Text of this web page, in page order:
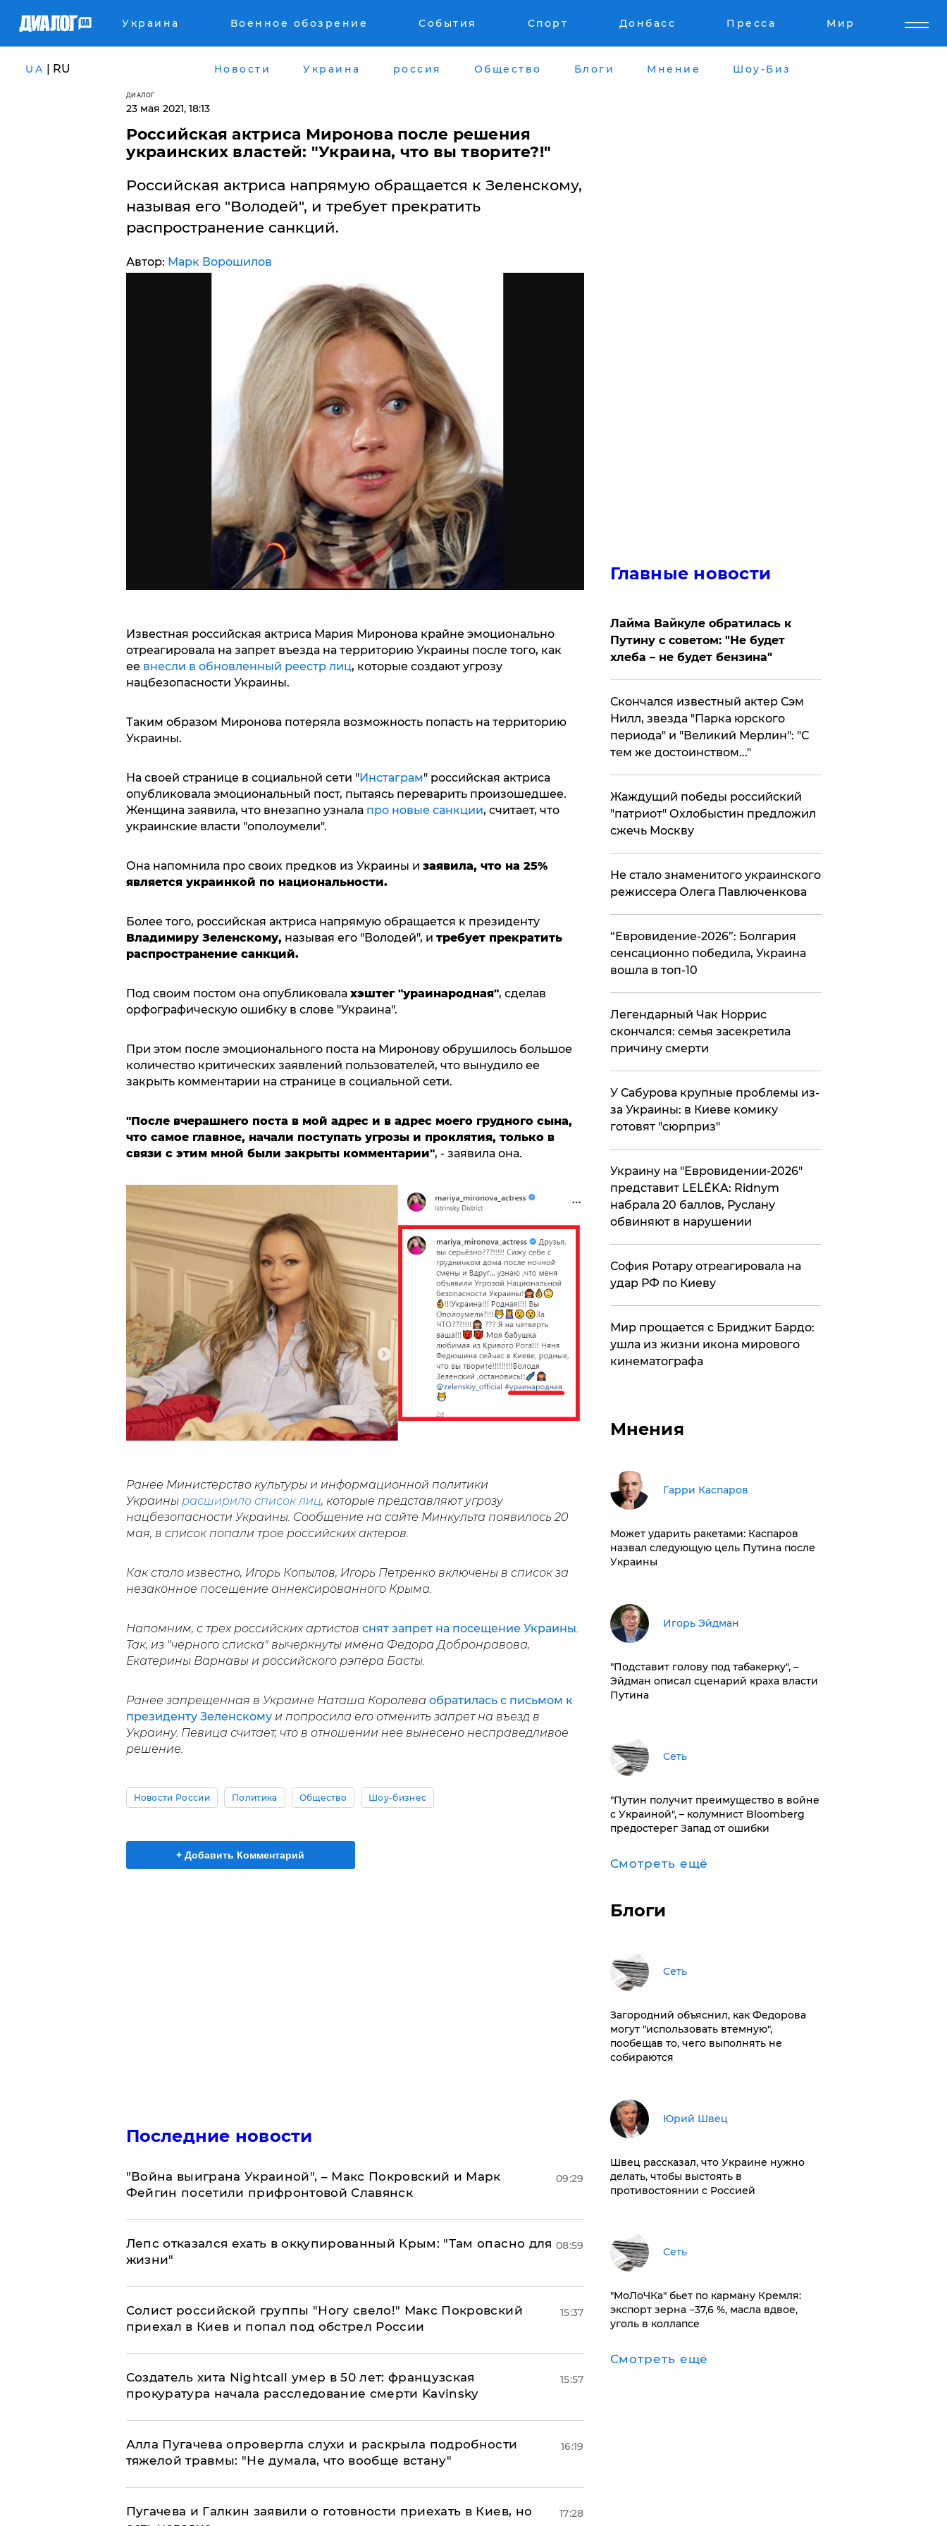
Украина Военное обозрение События Спорт Донбасс Пресса Мир
UA | RU Новости Украина россия Общество Блоги Мнение Шоу-Биз
ДИАЛОГ
23 мая 2021, 18:13
Российская актриса Миронова после решения
украинских властей: "Украина, что вы творите?!"
Российская актриса напрямую обращается к Зеленскому,
называя его "Володей", и требует прекратить
распространение санкций.
Автор: Марк Ворошилов
Известная российская актриса Мария Миронова крайне эмоционально
отреагировала на запрет въезда на территорию Украины после того, как
ее внесли в обновленный реестр лиц, которые создают угрозу
нацбезопасности Украины.
Таким образом Миронова потеряла возможность попасть на территорию
Украины.
На своей странице в социальной сети "Инстаграм" российская актриса
опубликовала эмоциональный пост, пытаясь переварить произошедшее.
Женщина заявила, что внезапно узнала про новые санкции, считает, что
украинские власти "ополоумели".
Она напомнила про своих предков из Украины и заявила, что на 25%
является украинкой по национальности.
Более того, российская актриса напрямую обращается к президенту
Владимиру Зеленскому, называя его "Володей", и требует прекратить
распространение санкций.
Под своим постом она опубликовала хэштег "ураинародная", сделав
орфографическую ошибку в слове "Украина".
При этом после эмоционального поста на Миронову обрушилось большое
количество критических заявлений пользователей, что вынудило ее
закрыть комментарии на странице в социальной сети.
"После вчерашнего поста в мой адрес и в адрес моего грудного сына,
что самое главное, начали поступать угрозы и проклятия, только в
связи с этим мной были закрыты комментарии", - заявила она.
Ранее Министерство культуры и информационной политики
Украины расширило список лиц, которые представляют угрозу
нацбезопасности Украины. Сообщение на сайте Минкульта появилось 20
мая, в список попали трое российских актеров.
Как стало известно, Игорь Копылов, Игорь Петренко включены в список за
незаконное посещение аннексированного Крыма.
Напомним, с трех российских артистов снят запрет на посещение Украины.
Так, из "черного списка" вычеркнуты имена Федора Добронравова,
Екатерины Варнавы и российского рэпера Басты.
Ранее запрещенная в Украине Наташа Королева обратилась с письмом к
президенту Зеленскому и попросила его отменить запрет на въезд в
Украину. Певица считает, что в отношении нее вынесено несправедливое
решение.
Новости России Политика Общество Шоу-бизнес
+ Добавить Комментарий
Последние новости
"Война выиграна Украиной", – Макс Покровский и Марк
Фейгин посетили прифронтовой Славянск
09:29
Лепс отказался ехать в оккупированный Крым: "Там опасно для
жизни"
08:59
Солист российской группы "Ногу свело!" Макс Покровский
приехал в Киев и попал под обстрел России
15:37
Создатель хита Nightcall умер в 50 лет: французская
прокуратура начала расследование смерти Kavinsky
15:57
Алла Пугачева опровергла слухи и раскрыла подробности
тяжелой травмы: "Не думала, что вообще встану"
16:19
Пугачева и Галкин заявили о готовности приехать в Киев, но
17:28
Главные новости
Лайма Вайкуле обратилась к
Путину с советом: "Не будет
хлеба – не будет бензина"
Скончался известный актер Сэм
Нилл, звезда "Парка юрского
периода" и "Великий Мерлин": "С
тем же достоинством..."
Жаждущий победы российский
"патриот" Охлобыстин предложил
сжечь Москву
Не стало знаменитого украинского
режиссера Олега Павлюченкова
​“Евровидение-2026”: Болгария
сенсационно победила, Украина
вошла в топ-10
​Легендарный Чак Норрис
скончался: семья засекретила
причину смерти
У Сабурова крупные проблемы из-
за Украины: в Киеве комику
готовят "сюрприз"
Украину на "Евровидении-2026"
представит LELÉKA: Ridnym
набрала 20 баллов, Руслану
обвиняют в нарушении
София Ротару отреагировала на
удар РФ по Киеву
Мир прощается с Бриджит Бардо:
ушла из жизни икона мирового
кинематографа
Мнения
Гарри Каспаров
Может ударить ракетами: Каспаров
назвал следующую цель Путина после
Украины
Игорь Эйдман
​"Подставит голову под табакерку", –
Эйдман описал сценарий краха власти
Путина
Сеть
"Путин получит преимущество в войне
с Украиной", – колумнист Bloomberg
предостерег Запад от ошибки
Смотреть ещё
Блоги
Сеть
Загородний объяснил, как Федорова
могут "использовать втемную",
пообещав то, чего выполнять не
собираются
Юрий Швец
Швец рассказал, что Украине нужно
делать, чтобы выстоять в
противостоянии с Россией
Сеть
​"МоЛоЧКа" бьет по карману Кремля:
экспорт зерна −37,6 %, масла вдвое,
уголь в коллапсе
Смотреть ещё